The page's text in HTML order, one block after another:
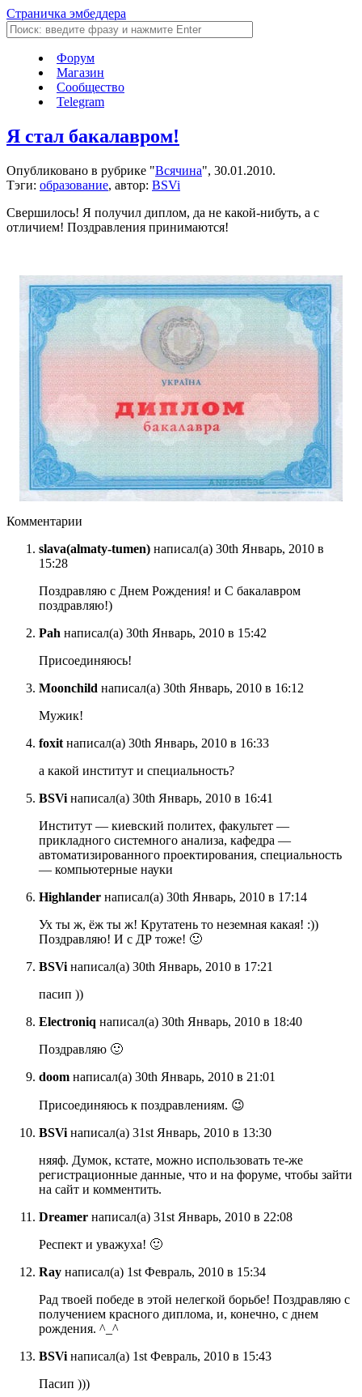
Страничка эмбеддера
Форум
Магазин
Сообщество
Telegram
Я стал бакалавром!
Опубликовано в рубрике "Всячина", 30.01.2010.
Тэги: образование, автор: BSVi
Свершилось! Я получил диплом, да не какой-нибуть, а с
отличием! Поздравления принимаются!
Комментарии
slava(almaty-tumen) написал(а) 30th Январь, 2010 в
15:28
Поздравляю с Днем Рождения! и С бакалавром
поздравляю!)
Pah написал(а) 30th Январь, 2010 в 15:42
Присоединяюсь!
Moonchild написал(а) 30th Январь, 2010 в 16:12
Мужик!
foxit написал(а) 30th Январь, 2010 в 16:33
а какой институт и специальность?
BSVi написал(а) 30th Январь, 2010 в 16:41
Институт — киевский политех, факультет —
прикладного системного анализа, кафедра —
автоматизированного проектирования, специальность
— компьютерные науки
Highlander написал(а) 30th Январь, 2010 в 17:14
Ух ты ж, ёж ты ж! Крутатень то неземная какая! :))
Поздравляю! И с ДР тоже! 🙂
BSVi написал(а) 30th Январь, 2010 в 17:21
пасип ))
Electroniq написал(а) 30th Январь, 2010 в 18:40
Поздравляю 🙂
doom написал(а) 30th Январь, 2010 в 21:01
Присоединяюсь к поздравлениям. 😉
BSVi написал(а) 31st Январь, 2010 в 13:30
няяф. Думок, кстате, можно использовать те-же
регистрационные данные, что и на форуме, чтобы зайти
на сайт и комментить.
Dreamer написал(а) 31st Январь, 2010 в 22:08
Респект и уважуха! 🙂
Ray написал(а) 1st Февраль, 2010 в 15:34
Рад твоей победе в этой нелегкой борьбе! Поздравляю с
получением красного диплома, и, конечно, с днем
рождения. ^_^
BSVi написал(а) 1st Февраль, 2010 в 15:43
Пасип )))